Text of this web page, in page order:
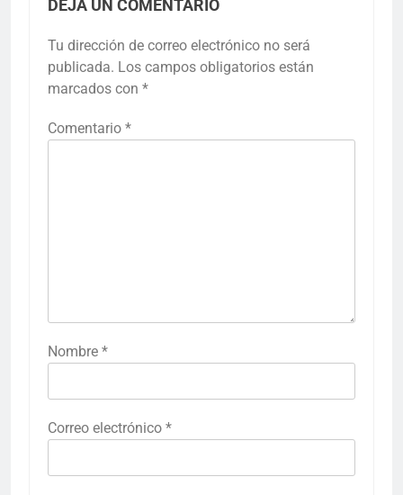
DEJA UN COMENTARIO
Tu dirección de correo electrónico no será
publicada. Los campos obligatorios están
marcados con *
Comentario *
Nombre *
Correo electrónico *